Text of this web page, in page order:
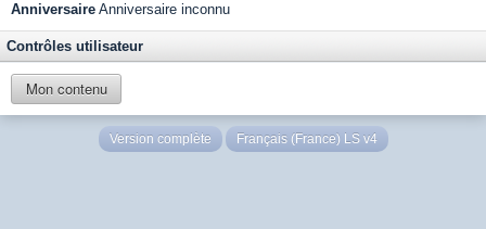
Anniversaire Anniversaire inconnu
Contrôles utilisateur
Mon contenu
Version complète Français (France) LS v4